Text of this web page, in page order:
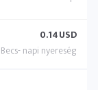
0.14USD